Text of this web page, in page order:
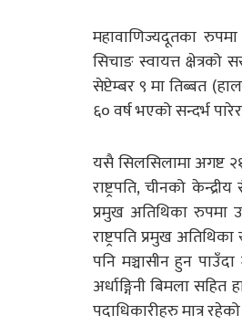
महावाणिज्यदूतका
सिचाङ स्वायत्त
सेप्टेम्बर ९ मा तिब्बत
६० वर्ष भएको सन्दर्भ
यसै सिलसिलामा अगष्ट
राष्ट्रपति, चीनको
प्रमुख अतिथिका रुपमा
राष्ट्रपति प्रमुख
पनि मञ्चासीन हुन
अर्धाङ्गिनी बिमला सहित
पदाधिकारीहरु मात्र